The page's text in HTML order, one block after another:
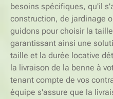
besoins spécifiques, qu'il
construction, de jardinage
guidons pour choisir la
garantissant ainsi une
taille et la durée locative
la livraison de la benne à
tenant compte de vos
équipe s'assure que la